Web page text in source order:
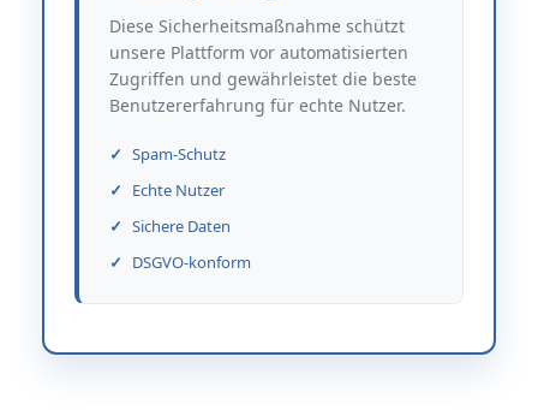
Diese Sicherheitsmaßnahme schützt
unsere Plattform vor automatisierten
Zugriffen und gewährleistet die beste
Benutzererfahrung für echte Nutzer.
Spam-Schutz
Echte Nutzer
Sichere Daten
DSGVO-konform